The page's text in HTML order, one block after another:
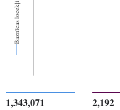
Baznīcas locekļi
1,343,071 2,192